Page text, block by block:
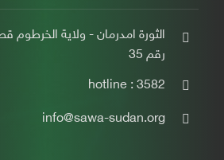
رقم 35
hotline : 3582
info@sawa-sudan.org